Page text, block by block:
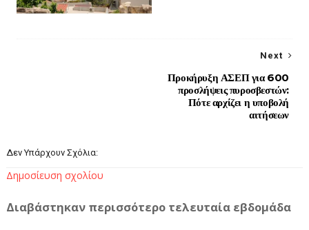
Next
Προκήρυξη ΑΣΕΠ για 600
προσλήψεις πυροσβεστών:
Πότε αρχίζει η υποβολή
αιτήσεων
Δεν Υπάρχουν Σχόλια:
Δημοσίευση σχολίου
Διαβάστηκαν περισσότερο τελευταία εβδομάδα